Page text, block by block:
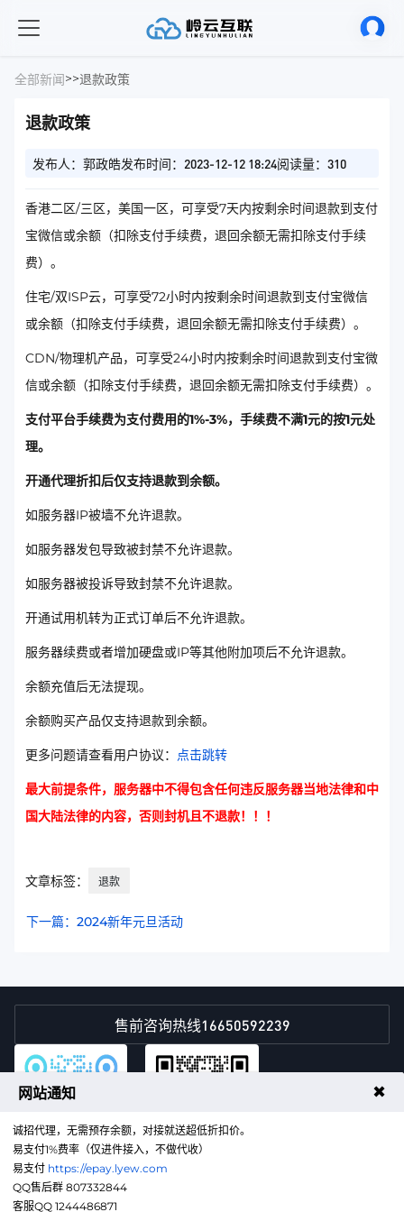
全部新闻>>退款政策
退款政策
发布人：郭政皓发布时间：2023-12-12 18:24阅读量：310
香港二区/三区，美国一区，可享受7天内按剩余时间退款到支付
宝微信或余额（扣除支付手续费，退回余额无需扣除支付手续
费）。
住宅/双ISP云，可享受72小时内按剩余时间退款到支付宝微信
或余额（扣除支付手续费，退回余额无需扣除支付手续费）。
CDN/物理机产品，可享受24小时内按剩余时间退款到支付宝微
信或余额（扣除支付手续费，退回余额无需扣除支付手续费）。
支付平台手续费为支付费用的1%-3%，手续费不满1元的按1元处
理。
开通代理折扣后仅支持退款到余额。
如服务器IP被墙不允许退款。
如服务器发包导致被封禁不允许退款。
如服务器被投诉导致封禁不允许退款。
开通试用机转为正式订单后不允许退款。
服务器续费或者增加硬盘或IP等其他附加项后不允许退款。
余额充值后无法提现。
余额购买产品仅支持退款到余额。
更多问题请查看用户协议： 点击跳转
最大前提条件，服务器中不得包含任何违反服务器当地法律和中
国大陆法律的内容，否则封机且不退款！！！
文章标签： 退款
下一篇：2024新年元旦活动
售前咨询热线16650592239
QQ售后群
网站通知 ✖
诚招代理，无需预存余额，对接就送超低折扣价。
易支付1%费率（仅进件接入，不做代收）
易支付 https://epay.lyew.com
QQ售后群 807332844
客服QQ 1244486871